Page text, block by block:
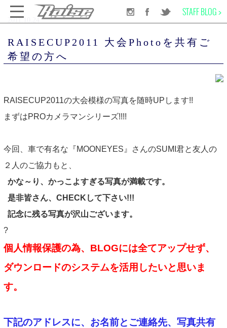
STAFF BLOG >
RAISECUP2011 大会Photoを共有ご希望の方へ
WET SUITS
SCHOOL
CONTACT
2011.10.24
RAISECUP2011 大会Photoを共有ご
希望の方へ
RAISECUP2011の大会模様の写真を随時UPします!!
まずはPROカメラマンシリーズ!!!!
今回、車で有名な『MOONEYES 』さんのSUMI君と友人の
２人のご協力もと、
かな～り、かっこよすぎる写真が満載です。
是非皆さん、CHECKして下さい!!!
記念に残る写真が沢山ございます。
?
個人情報保護の為、BLOGには全てアップせず、
ダウンロードのシステムを活用したいと思いま
す。
下記のアドレスに、お名前とご連絡先、写真共有